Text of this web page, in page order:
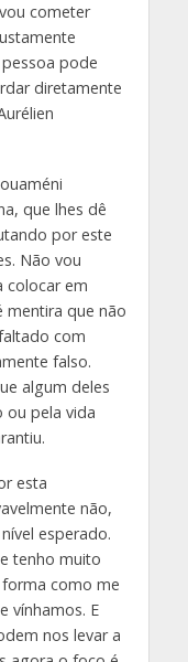
cometer
pode
diretamente
que lhes dê
por este
Não vou
colocar em
mentira que não
com
falso.
algum deles
pela vida
esta
não,
esperado.
tenho muito
como me
vínhamos. E
nos levar a